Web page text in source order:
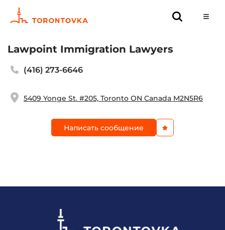
Lawpoint Immigration Lawyers
(416) 273-6646
5409 Yonge St. #205, Toronto ON Canada M2N5R6
Написать сообщение